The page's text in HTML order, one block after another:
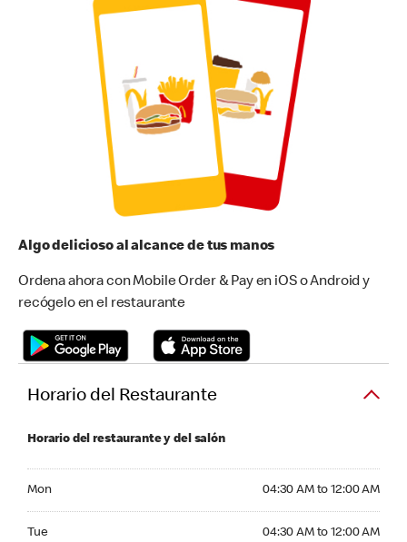
Algo delicioso al alcance de tus manos
Ordena ahora con Mobile Order & Pay en iOS o Android y
recógelo en el restaurante
Horario del Restaurante
Horario del restaurante y del salón
Mon 04:30 AM to 12:00 AM
Tue 04:30 AM to 12:00 AM